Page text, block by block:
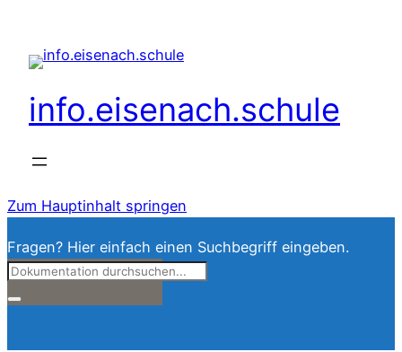
info.eisenach.schule
Zum Hauptinhalt springen
Fragen? Hier einfach einen Suchbegriff eingeben.